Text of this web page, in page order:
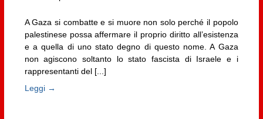
A Gaza si combatte e si muore non solo perché il popolo
palestinese possa affermare il proprio diritto all’esistenza
e a quella di uno stato degno di questo nome. A Gaza
non agiscono soltanto lo stato fascista di Israele e i
rappresentanti del [...]
Leggi →